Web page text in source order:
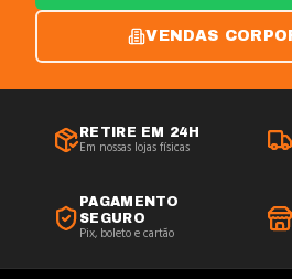
VENDAS
RETIRE EM 24H
Em nossas lojas físicas
PAGAMENTO
SEGURO
Pix, boleto e cartão